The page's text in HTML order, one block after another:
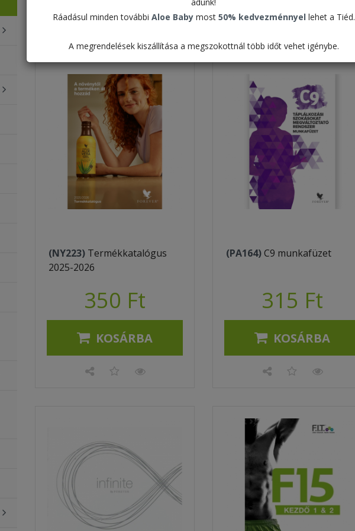
Ráadásul minden további Aloe Babymost 50% kedvezménnyel lehet a Tiéd.
A megrendelések kiszállítása a megszokottnál több időt vehet igénybe.
(NY223) Termékkatalógus
2025-2026
350 Ft
KOSÁRBA
(PA164)C9 munkafüzet
315 Ft
KOSÁRBA